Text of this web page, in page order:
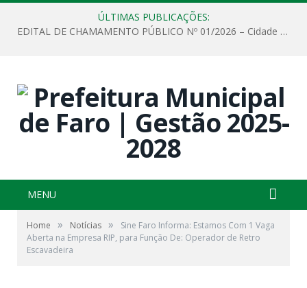
ÚLTIMAS PUBLICAÇÕES:
EDITAL DE CHAMAMENTO PÚBLICO Nº 01/2026 – Cidade de Faro
MENU
Home » Notícias »
Sine Faro Informa: Estamos Com 1 Vaga
Aberta na Empresa RIP, para Função De: Operador de Retro
Escavadeira